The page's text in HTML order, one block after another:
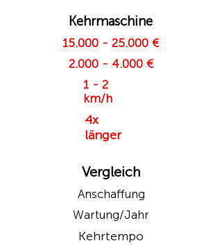
Kehrmaschine
15.000 - 25.000 €
2.000 - 4.000 €
1 - 2
km/h
4x
länger
Vergleich
Anschaffung
Wartung/Jahr
Kehrtempo